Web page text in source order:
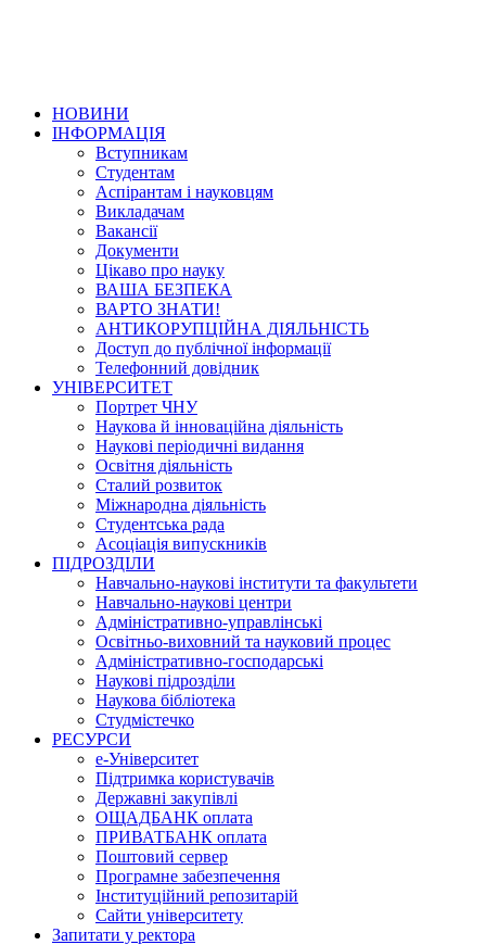
НОВИНИ
ІНФОРМАЦІЯ
Вступникам
Студентам
Аспірантам і науковцям
Викладачам
Вакансії
Документи
Цікаво про науку
ВАША БЕЗПЕКА
ВАРТО ЗНАТИ!
АНТИКОРУПЦІЙНА ДІЯЛЬНІСТЬ
Доступ до публічної інформації
Телефонний довідник
УНІВЕРСИТЕТ
Портрет ЧНУ
Наукова й інноваційна діяльність
Наукові періодичні видання
Освітня діяльність
Сталий розвиток
Міжнародна діяльність
Студентська рада
Асоціація випускників
ПІДРОЗДІЛИ
Навчально-наукові інститути та факультети
Навчально-наукові центри
Адміністративно-управлінські
Освітньо-виховний та науковий процес
Адміністративно-господарські
Наукові підрозділи
Наукова бібліотека
Студмістечко
РЕСУРСИ
е-Університет
Підтримка користувачів
Державні закупівлі
ОЩАДБАНК оплата
ПРИВАТБАНК оплата
Поштовий сервер
Програмне забезпечення
Інституційний репозитарій
Сайти університету
Запитати у ректора